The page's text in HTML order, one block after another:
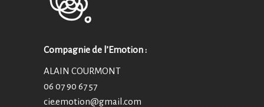
Compagnie de l’Emotion :
ALAIN COURMONT
06 07 90 67 57
cie.emotion@gmail.com